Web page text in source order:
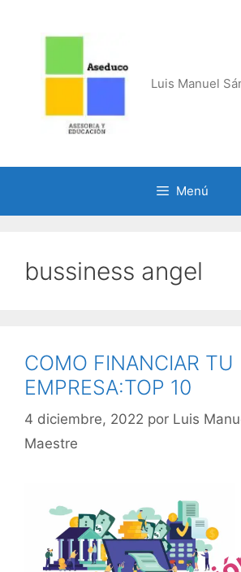
Luis Manuel
Menú
bussiness angel
COMO FINANCIAR TU
EMPRESA:TOP 10
4 diciembre, 2022 por Luis
Maestre